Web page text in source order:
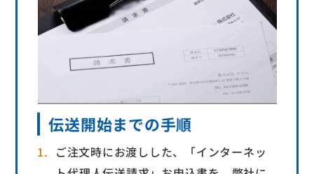
伝送開始までの手順
ご注文時にお渡しした、「インターネッ